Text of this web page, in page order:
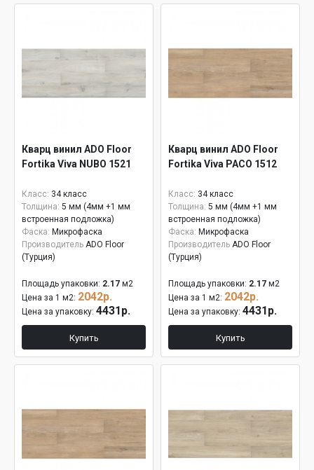
Кварц винил ADO Floor
Fortika Viva NUBO 1521
Класс: 34 класс
Толщина: 5 мм (4мм +1 мм
встроенная подложка)
Фаска: Микрофаска
Производитель ADO Floor
(Турция)
Площадь упаковки: 2.17 м2
Цена за 1 м2: 2042р.
Цена за упаковку: 4431р.
Купить
Кварц винил ADO Floor
Fortika Viva PACO 1512
Класс: 34 класс
Толщина: 5 мм (4мм +1 мм
встроенная подложка)
Фаска: Микрофаска
Производитель ADO Floor
(Турция)
Площадь упаковки: 2.17 м2
Цена за 1 м2: 2042р.
Цена за упаковку: 4431р.
Купить